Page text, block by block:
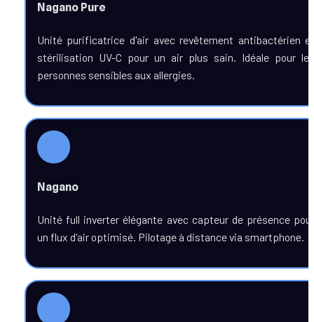
Nagano Pure
Unité purificatrice d'air avec revêtement antibactérien
stérilisation UV-C pour un air plus sain. Idéale pour
personnes sensibles aux allergies.
Nagano
Unité full inverter élégante avec capteur de présence
un flux d'air optimisé. Pilotage à distance via smartphone.